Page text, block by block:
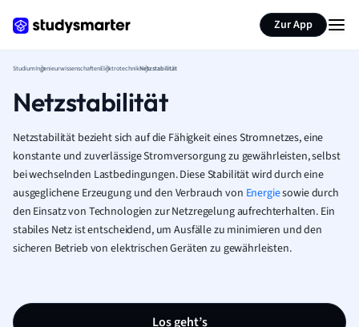
Zur App
StudiumIngenieurwissenschaftenElektrotechnikNetzstabilität
Netzstabilität
Netzstabilität bezieht sich auf die Fähigkeit eines Stromnetzes, eine
konstante und zuverlässige Stromversorgung zu gewährleisten, selbst
bei wechselnden Lastbedingungen. Diese Stabilität wird durch eine
ausgeglichene Erzeugung und den Verbrauch von Energiesowie durch
den Einsatz von Technologien zur Netzregelung aufrechterhalten. Ein
stabiles Netz ist entscheidend, um Ausfälle zu minimieren und den
sicheren Betrieb von elektrischen Geräten zu gewährleisten.
Los geht’s